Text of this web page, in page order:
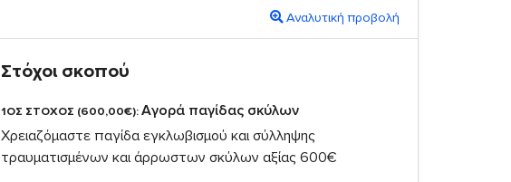
Αναλυτική προβολή
Στόχοι σκοπού
1ΟΣ ΣΤΟΧΟΣ (600,00€):Αγορά παγίδας σκύλων
Χρειαζόμαστε παγίδα εγκλωβισμού και σύλληψης
τραυματισμένων και άρρωστων σκύλων αξίας 600€